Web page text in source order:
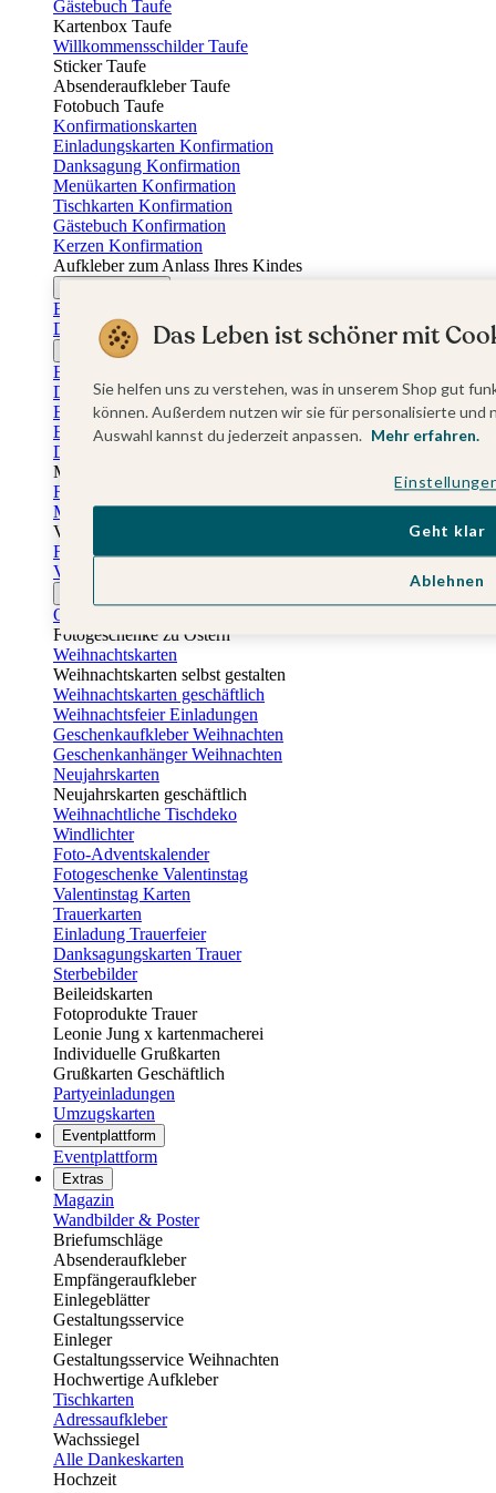
Gästebuch Taufe
Kartenbox Taufe
Willkommensschilder Taufe
Sticker Taufe
Absenderaufkleber Taufe
Fotobuch Taufe
Konfirmationskarten
Einladungskarten Konfirmation
Danksagung Konfirmation
Menükarten Konfirmation
Tischkarten Konfirmation
Gästebuch Konfirmation
Kerzen Konfirmation
Aufkleber zum Anlass Ihres Kindes
Einladungskarten Firmung
Dankeskarten Firmung
Jugendweihekarten
Einladungskarten Jugendweihe
Dankeskarten Jugendweihe
Einschulungskarten
Einladungskarten Einschulung
Danksagung Einschulung
Muttertag
Fotogeschenke Muttertag
Muttertagskarten
Vatertag
Fotogeschenke Vatertag
Vatertagskarten
Osterkarten
Fotogeschenke zu Ostern
Weihnachtskarten
Weihnachtskarten selbst gestalten
Weihnachtskarten geschäftlich
Weihnachtsfeier Einladungen
Geschenkaufkleber Weihnachten
Geschenkanhänger Weihnachten
Neujahrskarten
Neujahrskarten geschäftlich
Weihnachtliche Tischdeko
Windlichter
Foto-Adventskalender
Fotogeschenke Valentinstag
Valentinstag Karten
Trauerkarten
Einladung Trauerfeier
Danksagungskarten Trauer
Sterbebilder
Beileidskarten
Fotoprodukte Trauer
Leonie Jung x kartenmacherei
Individuelle Grußkarten
Grußkarten Geschäftlich
Partyeinladungen
Umzugskarten
Eventplattform
Eventplattform
Extras
Magazin
Wandbilder & Poster
Briefumschläge
Absenderaufkleber
Empfängeraufkleber
Einlegeblätter
Gestaltungsservice
Einleger
Gestaltungsservice Weihnachten
Hochwertige Aufkleber
Tischkarten
Adressaufkleber
Wachssiegel
Alle Dankeskarten
Hochzeit
Das Leben ist schöner mit
Sie helfen uns zu verstehen, was in unserem Shop gut
können. Außerdem nutzen wir sie für personalisierte
Auswahl kannst du jederzeit anpassen. Mehr erfahren.
Ablehnen
Geht klar